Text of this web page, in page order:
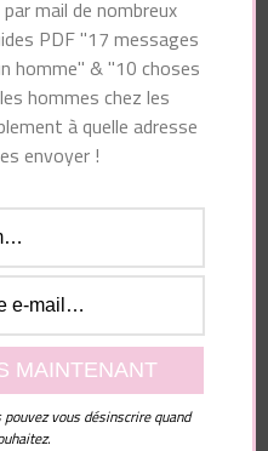
aimer...
pas publiée.Les
avec
mail de nombreux
PDF "17 messages
homme" & "10 choses
hommes chez les
à quelle adresse
envoyer !
vous désinscrire quand